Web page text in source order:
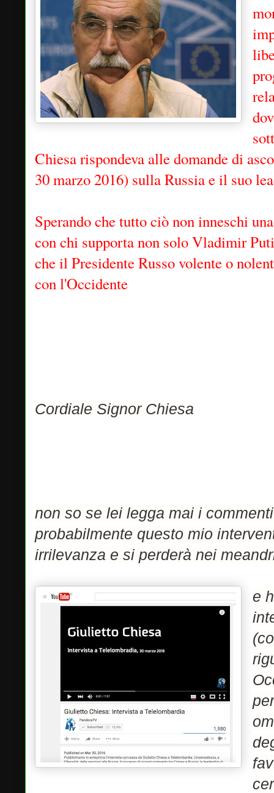
Chiesa rispondeva alle domande di
30 marzo 2016) sulla Russia e il suo
Sperando che tutto ciò non inneschi
con chi supporta non solo Vladimir
che il Presidente Russo volente o
con l'Occidente
Cordiale Signor Chiesa
non so se lei legga mai i
probabilmente questo mio
irrilevanza e si perderà nei
e